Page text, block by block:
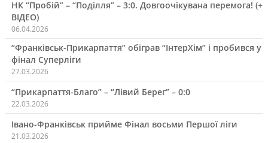
НК “Пробій” – “Поділля” – 3:0. Довгоочікувана перемога! (+
ВІДЕО)
06.04.2026
“Франківськ-Прикарпаття” обіграв “ІнтерХім” і пробився у
фінал Суперліги
27.03.2026
“Прикарпаття-Благо” – “Лівий Берег” – 0:0
22.03.2026
Івано-Франківськ прийме Фінал восьми Першої ліги
21.03.2026